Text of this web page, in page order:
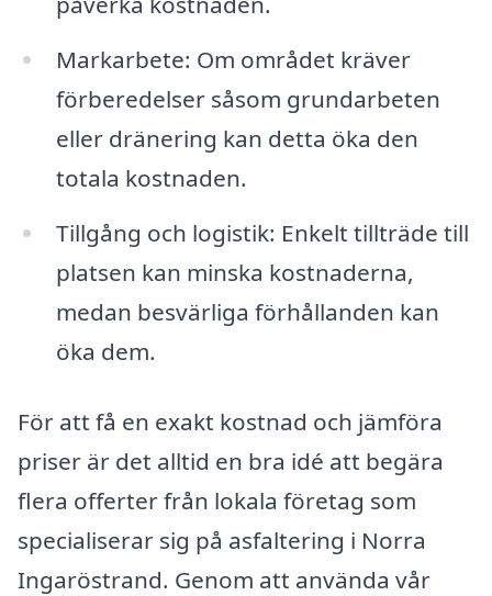
Markarbete: Om området kräver
förberedelser såsom grundarbeten
eller dränering kan detta öka den
totala kostnaden.
Tillgång och logistik: Enkelt tillträde till
platsen kan minska kostnaderna,
medan besvärliga förhållanden kan
öka dem.
För att få en exakt kostnad och jämföra
priser är det alltid en bra idé att begära
flera offerter från lokala företag som
specialiserar sig på asfaltering i Norra
Ingaröstrand. Genom att använda vår